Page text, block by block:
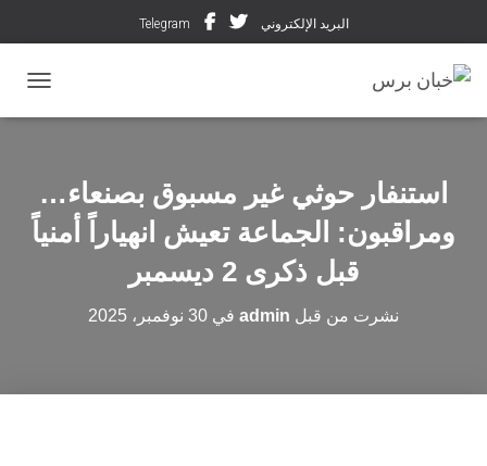
البريد الإلكتروني Telegram
استنفار حوثي غير مسبوق بصنعاء…
ومراقبون: الجماعة تعيش انهياراً أمنياً
قبل ذكرى 2 ديسمبر
نشرت من قبل admin في 30 نوفمبر، 2025